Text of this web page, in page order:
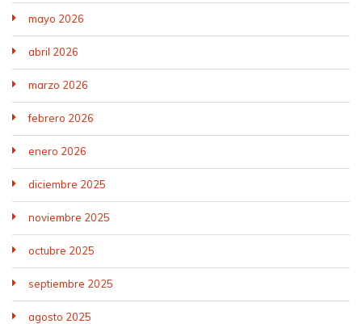
mayo 2026
abril 2026
marzo 2026
febrero 2026
enero 2026
diciembre 2025
noviembre 2025
octubre 2025
septiembre 2025
agosto 2025